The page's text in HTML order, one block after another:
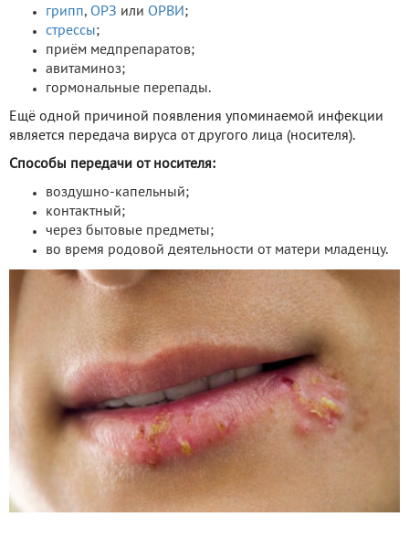
грипп, ОРЗ или ОРВИ ;
стрессы;
приём медпрепаратов;
авитаминоз;
гормональные перепады.
Ещё одной причиной появления упоминаемой инфекции
является передача вируса от другого лица (носителя).
Способы передачи от носителя:
воздушно-капельный;
контактный;
через бытовые предметы;
во время родовой деятельности от матери младенцу.